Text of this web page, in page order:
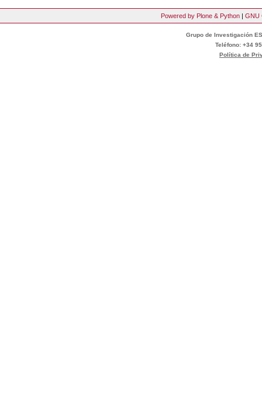
Powered by Plone & Python | GNU
Grupo de Investigación
Teléfono: +34
Política de